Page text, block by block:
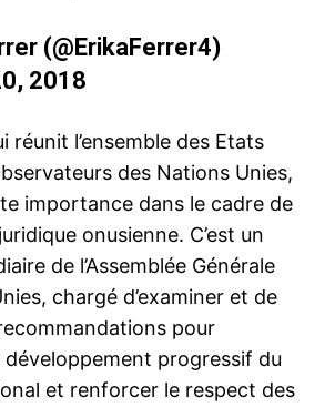
(@ErikaFerrer4)
2018
réunit l’ensemble des Etats
des Nations Unies,
importance dans le cadre de
onusienne. C’est un
de l’Assemblée Générale
chargé d’examiner et de
pour
développement progressif du
et renforcer le respect des